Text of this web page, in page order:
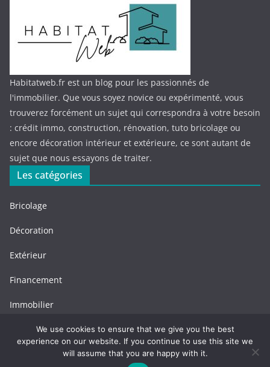
Habitatweb.fr est un blog pour les passionnés de
l'immobilier. Que vous soyez novice ou expérimenté, vous
trouverez forcément un sujet qui correspondra à votre besoin
: crédit immo, construction, rénovation, tuto bricolage ou
encore décoration intérieur et extérieure, ce sont autant de
sujet que nous essayons de traiter.
Les catégories
Bricolage
Décoration
Extérieur
Financement
Immobilier
We use cookies to ensure that we give you the best
experience on our website. If you continue to use this site we
will assume that you are happy with it.